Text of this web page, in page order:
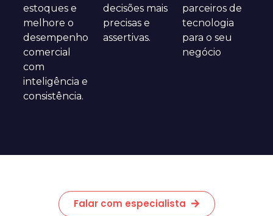
estoques e
melhore o
desempenho
comercial
com
inteligência e
consistência.
decisões mais
precisas e
assertivas.
parceiros de
tecnologia
para o seu
negócio
Falar com especialista